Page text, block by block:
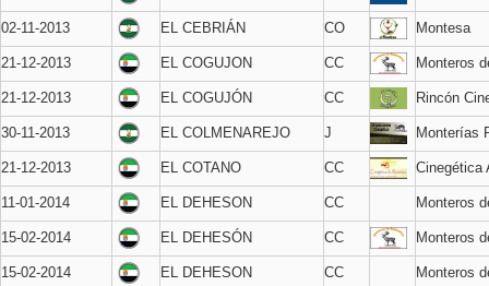
02-11-2013 EL CEBRIÁN CO Montesa
21-12-2013 EL COGUJON CC Monteros
21-12-2013 EL COGUJÓN CC Rincón
30-11-2013 EL COLMENAREJO J Monterías
21-12-2013 EL COTANO CC Cinegética
11-01-2014 EL DEHESON CC Monteros
15-02-2014 EL DEHESÓN CC Monteros
15-02-2014 EL DEHESON CC Monteros